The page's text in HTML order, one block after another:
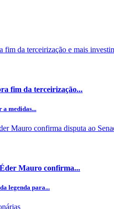
fim da terceirização...
a medidas...
Mauro confirma...
legenda para...